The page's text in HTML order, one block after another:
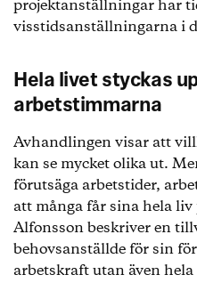
projektanställningar har
visstidsanställningarna i
Hela livet styckas
arbetstimmarna
Avhandlingen visar att
kan se mycket olika ut.
förutsäga arbetstider,
att många får sina hela liv
Alfonsson beskriver en
behovsanställde för sin
arbetskraft utan även